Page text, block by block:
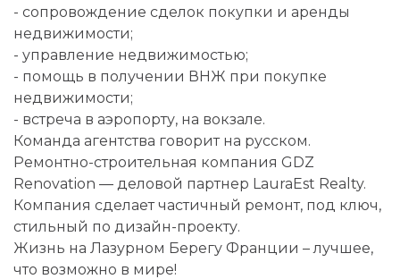
- сопровождение сделок покупки и аренды
недвижимости;
- управление недвижимостью;
- помощь в получении ВНЖ при покупке
недвижимости;
- встреча в аэропорту, на вокзале.
Команда агентства говорит на русском.
Ремонтно-строительная компания GDZ
Renovation ― деловой партнер LauraEst Realty.
Компания сделает частичный ремонт, под ключ,
стильный по дизайн-проекту.
Жизнь на Лазурном Берегу Франции – лучшее,
что возможно в мире!